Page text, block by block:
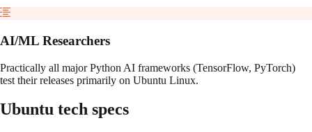
AI/ML Researchers
Practically all major Python AI frameworks (TensorFlow, PyTorch)
test their releases primarily on Ubuntu Linux.
Ubuntu tech specs